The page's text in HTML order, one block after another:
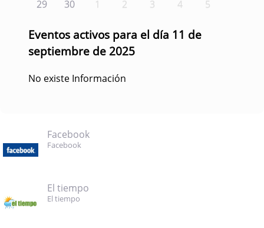
29
30 1 2 3 4 5
Eventos activos para el día 11 de
septiembre de 2025
No existe Información
Facebook
Facebook
El tiempo
El tiempo